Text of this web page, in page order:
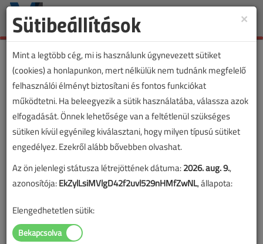
Toggle
VL lapszámvásárlás
Villanyszerelők Lapja 2017. májusi
lapszám
A lapszám megvásárlásával korlátlan hozzáférést kap a
lapszám cikkeihez és pdf formátumban letöltheti a
lapszámot. A sikeres online elektronikus fizetést követően
azonnal aktiválódik a hozzáférés a lapszámhoz. A
hozzáférése nem évül el.
×
Sütibeállítások
Mint a legtöbb cég, mi is használunk úgynevezett sütiket
(cookies) a honlapunkon, mert nélkülük nem tudnánk megfelelő
felhasználói élményt biztosítani és fontos funkciókat
működtetni. Ha beleegyezik a sütik használatába, válassza azok
elfogadását. Önnek lehetősége van a feltétlenül szükséges
sütiken kívül egyénileg kiválasztani, hogy milyen típusú sütiket
engedélyez. Ezekről alább bővebben olvashat.
Az ön jelenlegi státusza létrejöttének dátuma:2026. aug. 9.,
azonosítója:EkZylLsiMVlgD42f2uvl529nHMfZwNL, állapota:
Elengedhetetlen sütik: